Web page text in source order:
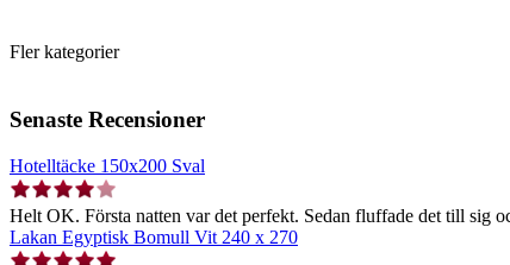
Fler kategorier
Senaste Recensioner
Hotelltäcke 150x200 Sval
Helt OK. Första natten var det perfekt. Sedan fluffade det till sig
Lakan Egyptisk Bomull Vit 240 x 270